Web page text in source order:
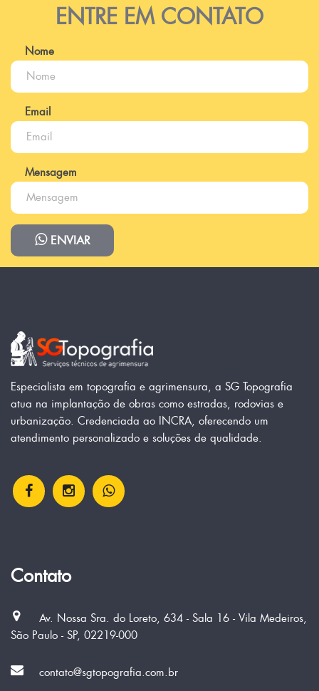
ENTRE EM CONTATO
Nome
Email
Mensagem
ENVIAR
Especialista em topografia e agrimensura, a SG Topografia
atua na implantação de obras como estradas, rodovias e
urbanização. Credenciada ao INCRA, oferecendo um
atendimento personalizado e soluções de qualidade.
Contato
Av. Nossa Sra. do Loreto, 634 - Sala 16 - Vila Medeiros,
São Paulo - SP, 02219-000
contato@sgtopografia.com.br